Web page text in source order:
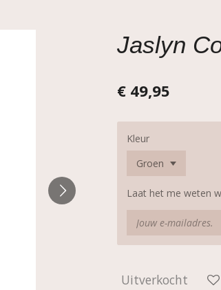
Jaslyn
€ 49,95
Kleur
Laat het me weten
Uitverkocht